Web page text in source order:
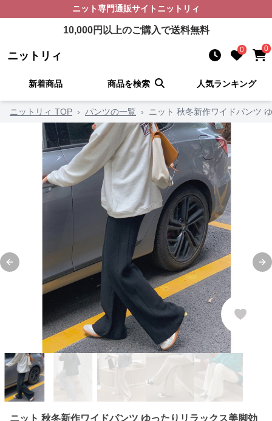
ニット専門通販サイト ニットリィ
10,000円以上のご購入で送料無料
ニットリィ 0 0
新着商品 商品を検索 人気ランキング
ニットリィ TOP › パンツの一覧 › ニット 秋冬新作ワイドパンツ
Previous slide
ニット 秋冬新作ワイドパンツ ゆったりリラックス美脚効